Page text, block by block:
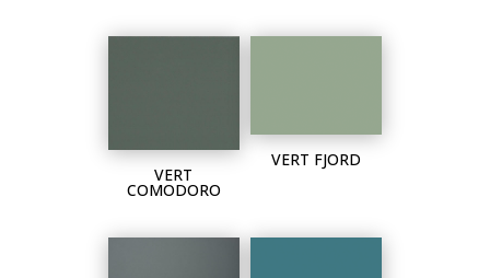
VERT
COMODORO
VERT FJORD